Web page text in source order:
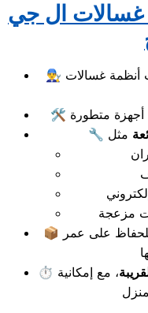
غسالات ال جي
👨‍🔧 أنظمة غسالات
🛠️
🔧
📦 على عمر
⏱️ ، مع إمكانية